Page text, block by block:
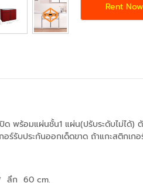
Rent Now
ด พร้อมแผ่นชั้น1 แผ่น(ปรับระดับไม่ไ
อร์รับประกันออกเด็ดขาด ถ้าแกะสติก
ลึก 60 cm.